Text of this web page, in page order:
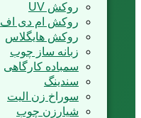
روکش UV
روکش ام دی اف
روکش هایگلاس
زبانه ساز چوب
سمباده کارگاهی
سندینگ
سوراخ زن الیت
شیارزن چوب